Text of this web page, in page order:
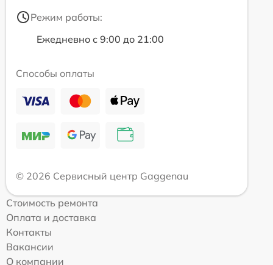
Режим работы:
Ежедневно с 9:00 до 21:00
Способы оплаты
© 2026 Сервисный центр Gaggenau
Стоимость ремонта
Оплата и доставка
Контакты
Вакансии
О компании